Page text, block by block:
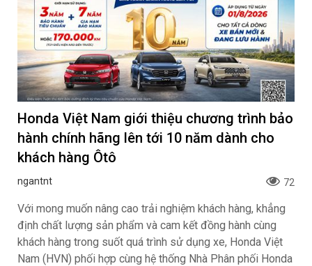
Honda Việt Nam giới thiệu chương trình bảo
hành chính hãng lên tới 10 năm dành cho
khách hàng Ôtô
ngantnt 72
Với mong muốn nâng cao trải nghiệm khách hàng, khẳng
định chất lượng sản phẩm và cam kết đồng hành cùng
khách hàng trong suốt quá trình sử dụng xe, Honda Việt
Nam (HVN) phối hợp cùng hệ thống Nhà Phân phối Honda